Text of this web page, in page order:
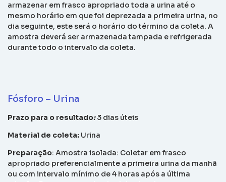
armazenar em frasco apropriado toda a urina até o
mesmo horário em que foi deprezada a primeira urina, no
dia seguinte, este será o horário do término da coleta. A
amostra deverá ser armazenada tampada e refrigerada
durante todo o intervalo da coleta.
Fósforo – Urina
Prazo para o resultado:3 dias úteis
Material de coleta: Urina
Preparação: Amostra isolada: Coletar em frasco
apropriado preferencialmente a primeira urina da manhã
ou com intervalo mínimo de 4 horas após a última